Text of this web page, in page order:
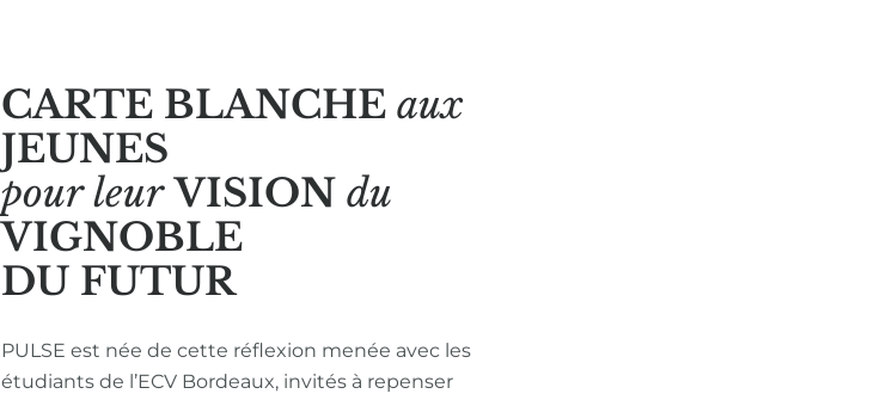
CARTE BLANCHE aux
JEUNES
pour leur VISIONdu
VIGNOBLE
DU FUTUR
PULSE est née de cette réflexion menée avec les
étudiants de l’ECV Bordeaux, invités à repenser